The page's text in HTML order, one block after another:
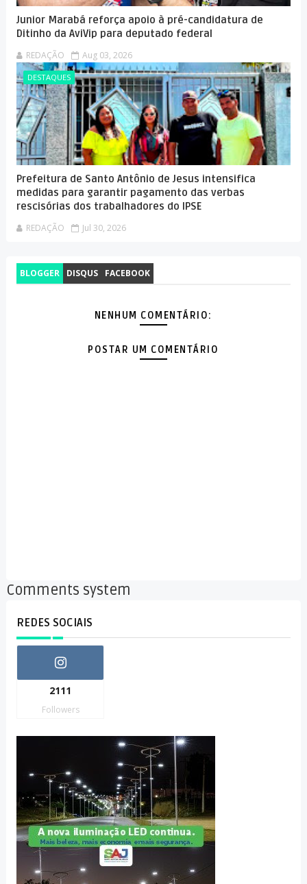
Junior Marabá reforça apoio à pré-candidatura de
Ditinho da AviVip para deputado federal
REDAÇÃO Aug 03, 2026
DESTAQUES
Prefeitura de Santo Antônio de Jesus intensifica
medidas para garantir pagamento das verbas
rescisórias dos trabalhadores do IPSE
REDAÇÃO Jul 30, 2026
BLOGGER DISQUS FACEBOOK
NENHUM COMENTÁRIO:
POSTAR UM COMENTÁRIO
Comments system
REDES SOCIAIS
2111
Followers